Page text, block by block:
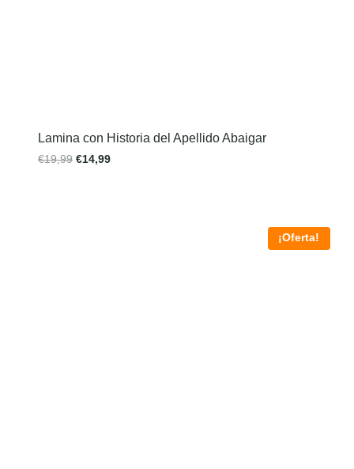
Lamina con Historia del Apellido Abaigar
€19,99 €14,99
¡Oferta!